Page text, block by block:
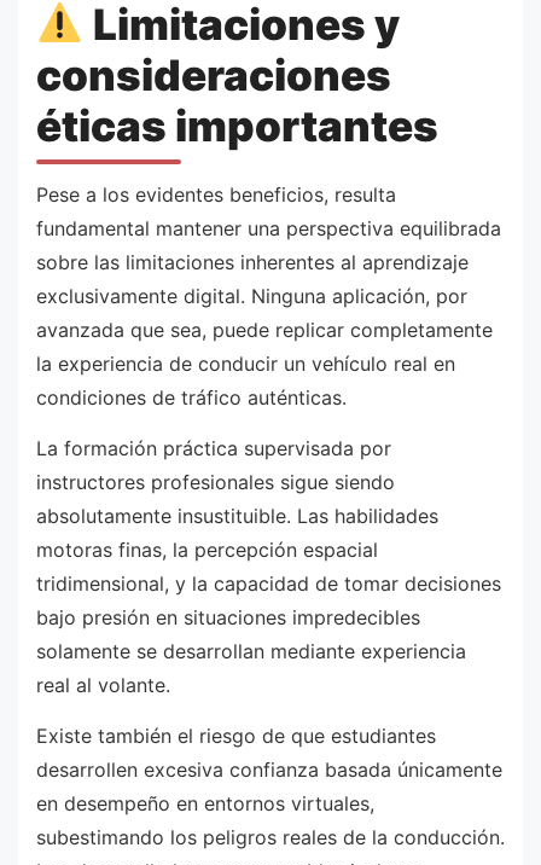
Limitaciones y
consideraciones
éticas importantes
Pese a los evidentes beneficios, resulta
fundamental mantener una perspectiva equilibrada
sobre las limitaciones inherentes al aprendizaje
exclusivamente digital. Ninguna aplicación, por
avanzada que sea, puede replicar completamente
la experiencia de conducir un vehículo real en
condiciones de tráfico auténticas.
La formación práctica supervisada por
instructores profesionales sigue siendo
absolutamente insustituible. Las habilidades
motoras finas, la percepción espacial
tridimensional, y la capacidad de tomar decisiones
bajo presión en situaciones impredecibles
solamente se desarrollan mediante experiencia
real al volante.
Existe también el riesgo de que estudiantes
desarrollen excesiva confianza basada únicamente
en desempeño en entornos virtuales,
subestimando los peligros reales de la conducción.